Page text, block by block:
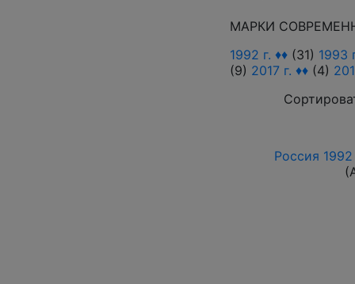
МАРКИ
1992 г. ♦♦ (31) 1993
(9) 2017 г. ♦♦ (4)
Россия